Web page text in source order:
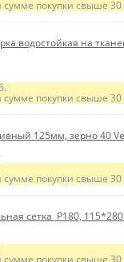
покупки свыше 30
водостойкая на
покупки свыше 30
125мм, зерно 40
покупки свыше 30
сетка Р180,
покупки свыше 30